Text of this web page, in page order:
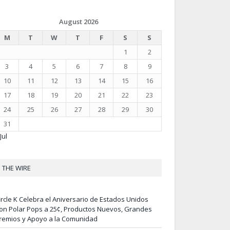
August 2026
M
T W T F S
S
1
2
3
4 5 6 7 8
9
10
11 12 13 14 15
16
17
18 19 20 21 22
23
24
25 26 27 28 29
30
31
THE WIRE
K Celebra el Aniversario de Estados Unidos
Polar Pops a 25¢, Productos Nuevos, Grandes
y Apoyo a la Comunidad